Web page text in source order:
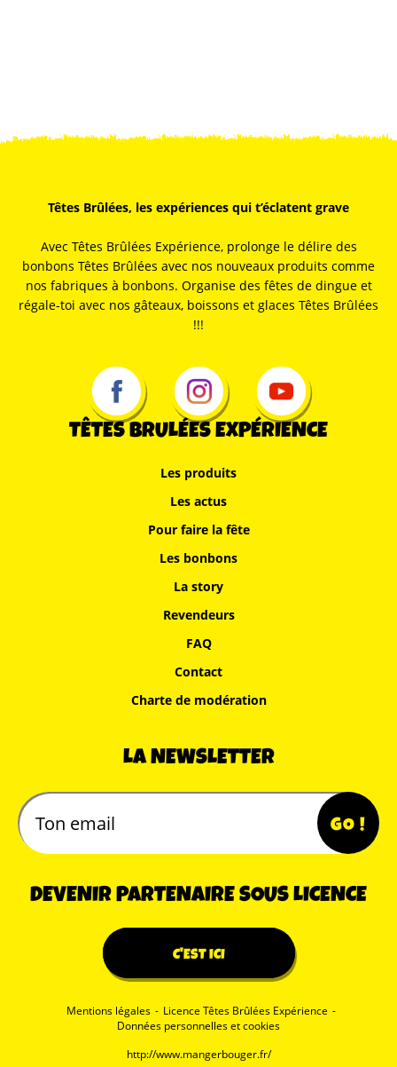
Têtes Brûlées, les expériences qui t’éclatent grave
Avec Têtes Brûlées Expérience, prolonge le délire des
bonbons Têtes Brûlées avec nos nouveaux produits comme
nos fabriques à bonbons. Organise des fêtes de dingue et
régale-toi avec nos gâteaux, boissons et glaces Têtes Brûlées
!!!
TÊTES BRULÉES EXPÉRIENCE
Les produits
Les actus
Pour faire la fête
Les bonbons
La story
Revendeurs
FAQ
Contact
Charte de modération
LA NEWSLETTER
DEVENIR PARTENAIRE SOUS LICENCE
C'EST ICI
Mentions légales - Licence Têtes Brûlées Expérience -
Données personnelles et cookies
http://www.mangerbouger.fr/